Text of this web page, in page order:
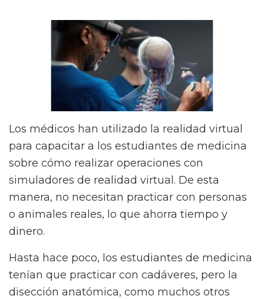
Los médicos han utilizado la realidad virtual
para capacitar a los estudiantes de medicina
sobre cómo realizar operaciones con
simuladores de realidad virtual. De esta
manera, no necesitan practicar con personas
o animales reales, lo que ahorra tiempo y
dinero.
Hasta hace poco, los estudiantes de medicina
tenían que practicar con cadáveres, pero la
disección anatómica, como muchos otros